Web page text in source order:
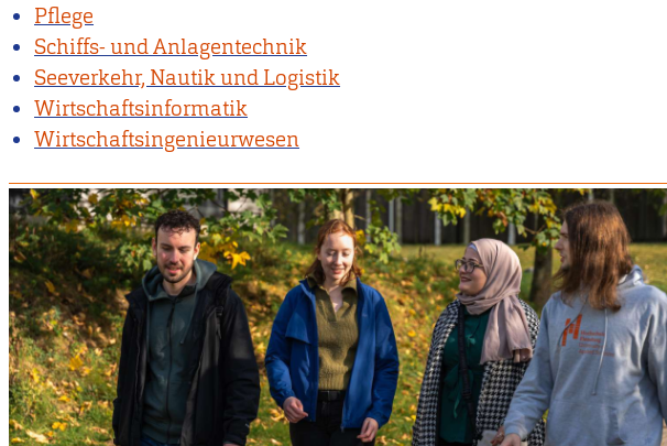
Pflege
Schiffs- und Anlagentechnik
Seeverkehr, Nautik und Logistik
Wirtschaftsinformatik
Wirtschaftsingenieurwesen
Bild